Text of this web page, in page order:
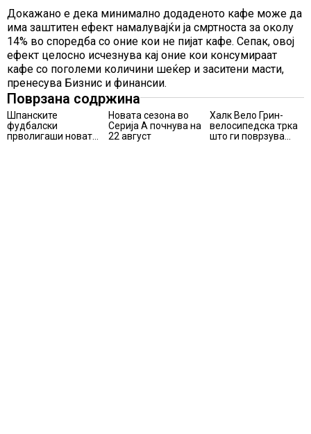
Докажано е дека минимално додаденото кафе може да
има заштитен ефект намалувајќи ја смртноста за околу
14% во споредба со оние кои не пијат кафе. Сепак, овој
ефект целосно исчезнува кај оние кои консумираат
кафе со поголеми количини шеќер и заситени масти,
пренесува Бизнис и финансии.
Поврзана содржина
Шпанските
фудбалски
прволигаши новата
Новата сезона во
Серија А почнува на
22 август
Халк Вело Грин-
велосипедска трка
што ги поврзува